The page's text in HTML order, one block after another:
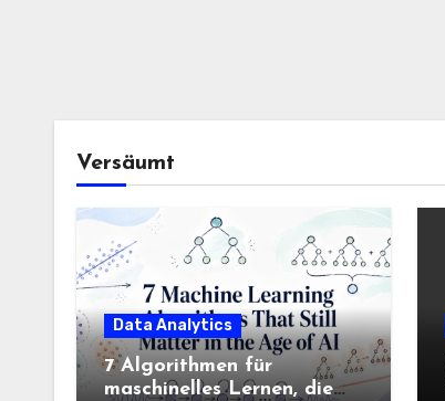
Versäumt
Data Analytics
7 Algorithmen für
maschinelles Lernen, die